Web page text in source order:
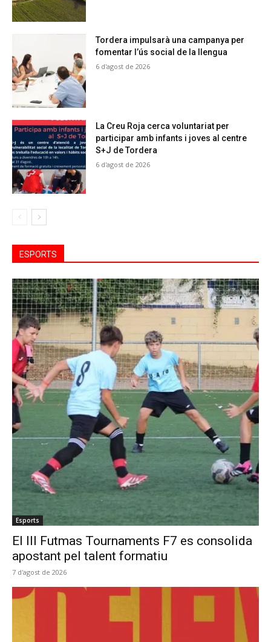
Tordera impulsarà una campanya per
fomentar l’ús social de la llengua
6 d'agost de 2026
La Creu Roja cerca voluntariat per
participar amb infants i joves al centre
S+J de Tordera
6 d'agost de 2026
ESPORTS
Esports
El III Futmas Tournaments F7 es consolida
apostant pel talent formatiu
7 d'agost de 2026